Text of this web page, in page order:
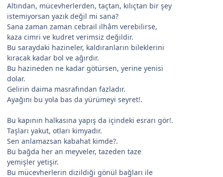
Altından, mücevherlerden, taçtan, kılıçtan bir şey
istemiyorsan yazık değil mi sana?
Sana zaman zaman cebrail ilhâm verebilirse,
kaza cimri ve kudret verimsiz değildir.
Bu saraydaki hazineler, kaldıranların bileklerini
kıracak kadar bol ve ağırdır.
Bu hazineden ne kadar götürsen, yerine yenisi
dolar.
Gelirin daima masrafından fazladır.
Ayağını bu yola bas da yürümeyi seyret!.
Bu kapının halkasına yapış da içindeki esrarı gör!.
Taşları yakut, otları kimyadır.
Sen anlamazsan kabahat kimde?.
Bu bağda her an meyveler, tazeden taze
yemişler yetişir.
Bu mücevherlerin dizildiği gönül bağları ile